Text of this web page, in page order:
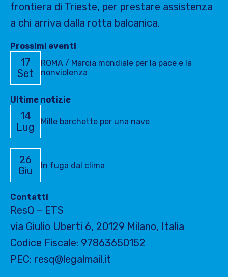
frontiera di Trieste, per prestare assistenza
a chi arriva dalla rotta balcanica.
Prossimi eventi
17
Set
ROMA / Marcia mondiale per la pace e la
nonviolenza
Ultime notizie
14
Lug
Mille barchette per una nave
26
Giu
In fuga dal clima
Contatti
ResQ – ETS
via Giulio Uberti 6, 20129 Milano, Italia
Codice Fiscale: 97863650152
PEC: resq@legalmail.it